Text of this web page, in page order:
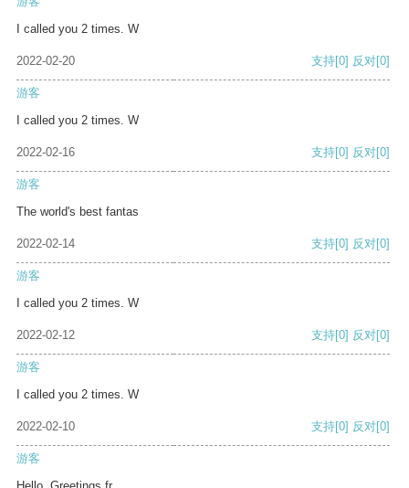
I called you 2 times. W
2022-02-20 支持[0] 反对[0]
游客
I called you 2 times. W
2022-02-16 支持[0] 反对[0]
游客
The world's best fantas
2022-02-14 支持[0] 反对[0]
游客
I called you 2 times. W
2022-02-12 支持[0] 反对[0]
游客
I called you 2 times. W
2022-02-10 支持[0] 反对[0]
游客